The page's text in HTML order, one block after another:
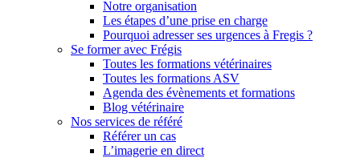
Notre organisation
Les étapes d’une prise en charge
Pourquoi adresser ses urgences à Fregis ?
Se former avec Frégis
Toutes les formations vétérinaires
Toutes les formations ASV
Agenda des évènements et formations
Blog vétérinaire
Nos services de référé
Référer un cas
L’imagerie en direct